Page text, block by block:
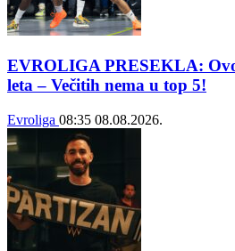
EVROLIGA PRESEKLA:
leta – Večitih nema u top 5!
Evroliga 08:35 08.08.2026.